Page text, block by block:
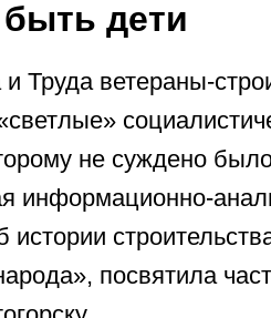
дети
Труда ветераны-
не суждено
информационно-
истории
посвятила